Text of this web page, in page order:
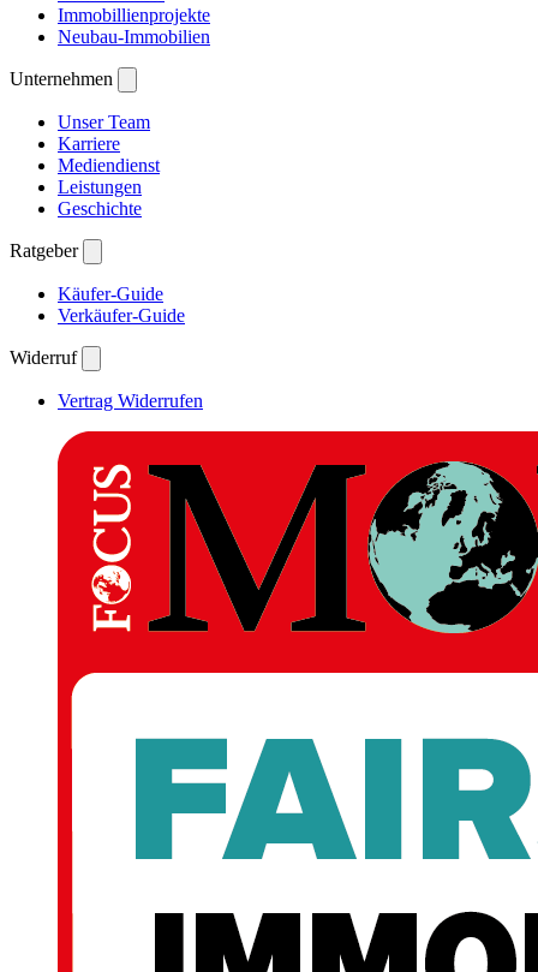
Immobillienprojekte
Neubau-Immobilien
Unternehmen
Unser Team
Karriere
Mediendienst
Leistungen
Geschichte
Ratgeber
Käufer-Guide
Verkäufer-Guide
Widerruf
Vertrag Widerrufen